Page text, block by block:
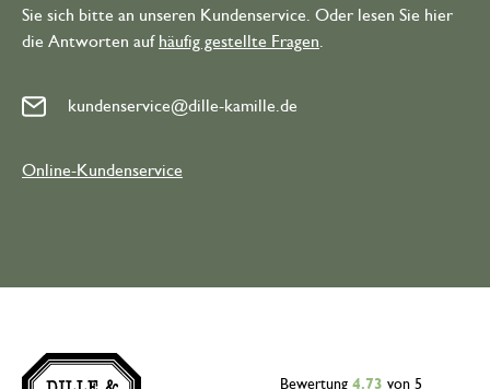
Sie sich bitte an unseren Kundenservice. Oder lesen Sie hier
die Antworten auf häufig gestellte Fragen
kundenservice@dille-kamille.de
Online-Kundenservice
Bewertung 4.73 von 5